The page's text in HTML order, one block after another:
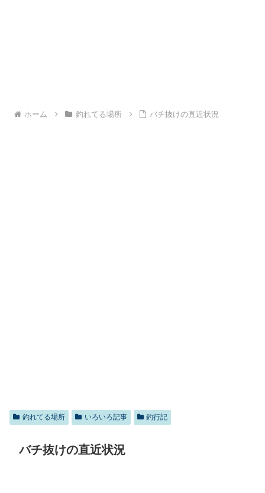
ホーム 釣れてる場所 バチ抜けの直近状況
釣れてる場所 いろいろ記事 釣行記
バチ抜けの直近状況